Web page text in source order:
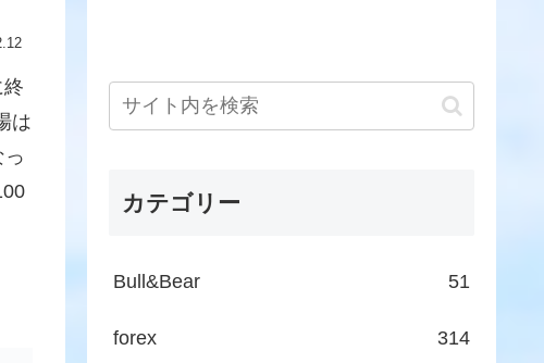
は
カテゴリー
Bull&Bear 51
forex 314